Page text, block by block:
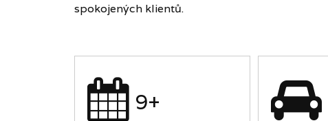
spokojených klientů.
9+